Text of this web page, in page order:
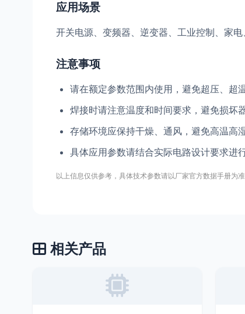
应用场景
开关电源、变频器、逆变器、工业控制、家
注意事项
请在额定参数范围内使用，避免超压、超
焊接时请注意温度和时间要求，避免损坏
存储环境应保持干燥、通风，避免高温高
具体应用参数请结合实际电路设计要求进
以上信息仅供参考，具体技术参数请以厂家官方数据手册为
相关产品